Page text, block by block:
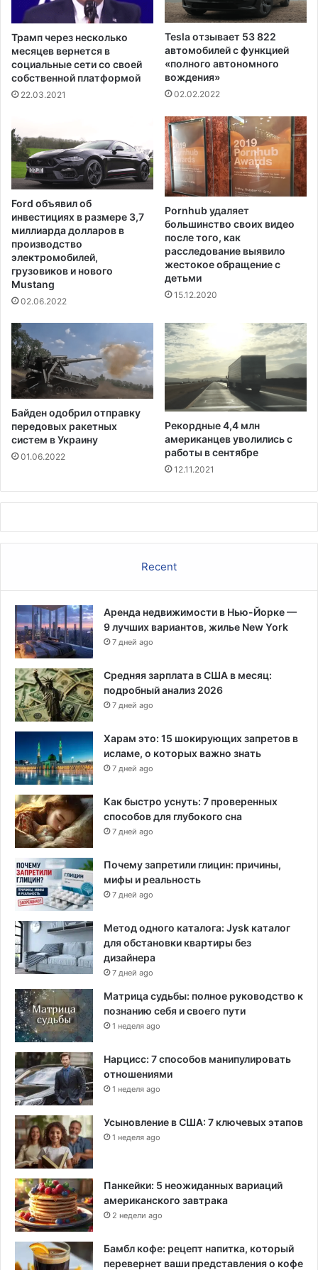
ы
и
я
п
о
л
н
т
е
ь
н
ы
х
а
л
а
т
о
ч
н
ы
х
л
г
е
и
з
о
н
е
н
а
ф
о
е
н
п
л
ы
в
м
и
р
а
н
т
в
а
з
р
е
ш
в
н
о
в
т
к
р
ы
т
ь
я
у
ж
е
с
а
р
я
Трамп через несколько
месяцев вернется в
социальные сети со своей
собственной платформой
22.03.2021
Tesla отзывает 53 822
автомобилей с функцией
«полного автономного
вождения»
02.02.2022
Ford объявил об
инвестициях в размере 3,7
миллиарда долларов в
производство
электромобилей,
грузовиков и нового
Mustang
02.06.2022
Pornhub удаляет
большинство своих видео
после того, как
расследование выявило
жестокое обращение с
детьми
15.12.2020
Байден одобрил отправку
передовых ракетных
систем в Украину
01.06.2022
Рекордные 4,4 млн
американцев уволились с
работы в сентябре
12.11.2021
Recent
Аренда недвижимости в Нью-Йорке —
9 лучших вариантов, жилье New York
7 дней ago
Средняя зарплата в США в месяц:
подробный анализ 2026
7 дней ago
Харам это: 15 шокирующих запретов в
исламе, о которых важно знать
7 дней ago
Как быстро уснуть: 7 проверенных
способов для глубокого сна
7 дней ago
Почему запретили глицин: причины,
мифы и реальность
7 дней ago
Метод одного каталога: Jysk каталог
для обстановки квартиры без
дизайнера
7 дней ago
Матрица судьбы: полное руководство к
познанию себя и своего пути
1 неделя ago
Нарцисс: 7 способов манипулировать
отношениями
1 неделя ago
Усыновление в США: 7 ключевых этапов
1 неделя ago
Панкейки: 5 неожиданных вариаций
американского завтрака
2 недели ago
Бамбл кофе: рецепт напитка, который
перевернет ваши представления о кофе